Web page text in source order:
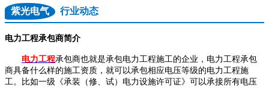
紫光电气 行业动态
电力工程承包商简介
电力工程承包商也就是承包电力工程施工的企业，电力工程承包
商具备什么样的施工资质，就可以承包相应电压等级的电力工程施
工。比如一级《承装（修、试）电力设施许可证》可以承接所有电压